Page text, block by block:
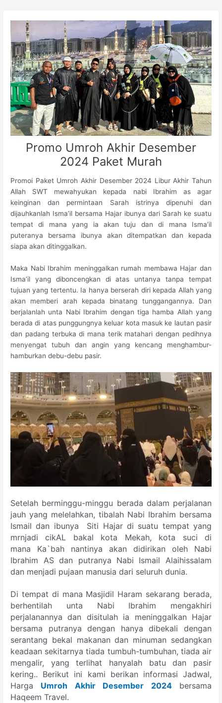
Promo Umroh Akhir Desember
2024 Paket Murah
Promoi Paket Umroh Akhir Desember 2024 Libur Akhir Tahun
Allah SWT mewahyukan kepada nabi Ibrahim as agar
keinginan dan permintaan Sarah istrinya dipenuhi dan
dijauhkanlah Isma’il bersama Hajar ibunya dari Sarah ke suatu
tempat di mana yang ia akan tuju dan di mana Isma’il
puteranya bersama ibunya akan ditempatkan dan kepada
siapa akan ditinggalkan.
Maka Nabi Ibrahim meninggalkan rumah membawa Hajar dan
Isma’il yang diboncengkan di atas untanya tanpa tempat
tujuan yang tertentu. Ia hanya berserah diri kepada Allah yang
akan memberi arah kepada binatang tunggangannya. Dan
berjalanlah unta Nabi Ibrahim dengan tiga hamba Allah yang
berada di atas punggungnya keluar kota masuk ke lautan pasir
dan padang terbuka di mana terik matahari dengan pedihnya
menyengat tubuh dan angin yang kencang menghambur-
hamburkan debu-debu pasir.
Setelah berminggu-minggu berada dalam perjalanan
jauh yang melelahkan, tibalah Nabi Ibrahim bersama
Ismail dan ibunya Siti Hajar di suatu tempat yang
mrnjadi cikAL bakal kota Mekah, kota suci di
mana Ka`bah nantinya akan didirikan oleh Nabi
Ibrahim AS dan putranya Nabi Ismail Alaihissalam
dan menjadi pujaan manusia dari seluruh dunia.
Di tempat di mana Masjidil Haram sekarang berada,
berhentilah unta Nabi Ibrahim mengakhiri
perjalanannya dan disitulah ia meninggalkan Hajar
bersama putranya dengan hanya dibekali dengan
serantang bekal makanan dan minuman sedangkan
keadaan sekitarnya tiada tumbuh-tumbuhan, tiada air
mengalir, yang terlihat hanyalah batu dan pasir
kering.. Berikut ini kami berikan informasi Jadwal,
Harga Umroh Akhir Desember 2024bersama
Haqeem Travel.